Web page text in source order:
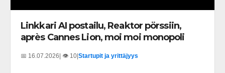
Linkkari AI postailu, Reaktor pörssiin,
après Cannes Lion, moi moi monopoli
📅 16.07.2026 | 👁️ 10 Startupit ja yrittäjyys